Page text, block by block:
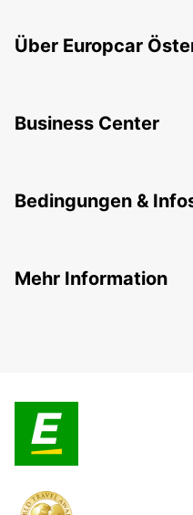
Über Europcar
Business Center
Bedingungen &
Mehr Information